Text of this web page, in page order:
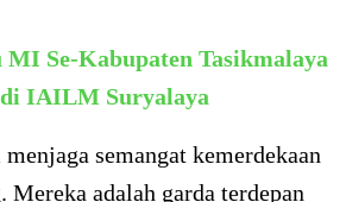
MI Se-Kabupaten Tasikmalaya
IAILM Suryalaya
semangat kemerdekaan
Mereka adalah garda terdepan